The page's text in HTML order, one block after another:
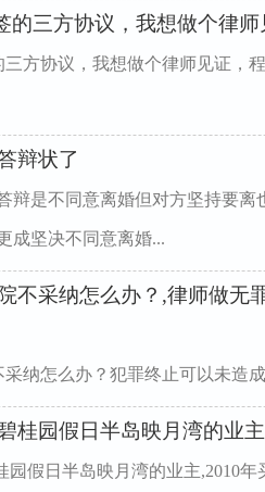
的三方协议，我想做个律
方协议，我想做个律师见证，
辩状了
辩是不同意离婚但对方坚持要
成坚决不同意离婚...
不采纳怎么办？,律师做无
纳怎么办？犯罪终止可以未造
桂园假日半岛映月湾的业
园假日半岛映月湾的业主,2010